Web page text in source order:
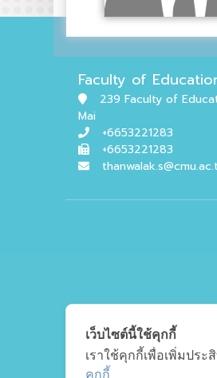
Faculty of
239 Faculty of
Mai
+6653221283
+6653221283
เว็บไซต์นี้ใช้คุกกี้
เราใช้คุกกี้เพื่อเพิ่มปร
คุกกี้